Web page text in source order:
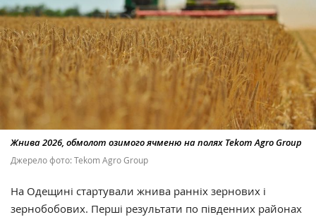
Жнива 2026, обмолот озимого ячменю на полях Tekom Agro Group
Джерело фото: Tekom Agro Group
На Одещині стартували жнива ранніх зернових і
зернобобових. Перші результати по південних районах